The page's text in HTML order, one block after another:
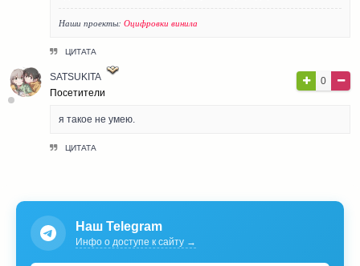
Наши проекты: Оцифровки винила
ЦИТАТА
SATSUKITA
Посетители
0
я такое не умею.
ЦИТАТА
Наш Telegram
Инфо о доступе к сайту →